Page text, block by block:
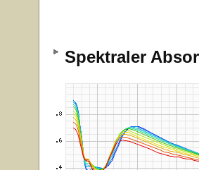
Spektraler